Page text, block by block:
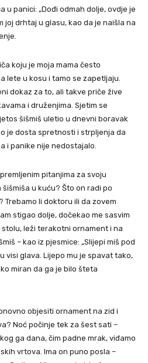
u panici: „Dođi odmah dolje, ovdje je
joj drhtaj u glasu, kao da je naišla na
koju je moja mama često
lete u kosu i tamo se zapetljaju.
dokaz za to, ali takve priče žive
i druženjima. Sjetim se
šišmiš uletio u dnevni boravak
je dosta spretnosti i strpljenja da
i panike nije nedostajalo.
pitanjima za svoju
u kuću? Što on radi po
Trebamo li doktoru ili da zovem
stigao dolje, dočekao me sasvim
leži terakotni ornament i na
– kao iz pjesmice: „Slijepi miš pod
visi glava. Lijepo mu je spavat tako,
miran da ga je bilo šteta
objesiti ornament na zid i
Noć počinje tek za šest sati –
ga dana, čim padne mrak, viđamo
vrtova. Ima on puno posla –